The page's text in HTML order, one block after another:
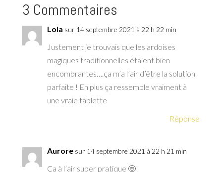
3 Commentaires
Lola sur 14 septembre 2021 à 22 h 22 min
Justement je trouvais que les ardoises
magiques traditionnelles étaient bien
encombrantes….ça m’a l’air d’être la solution
parfaite ! En plus ça ressemble vraiment à
une vraie tablette
Réponse
Aurore sur 14 septembre 2021 à 22 h 21 min
Ça à l’air super pratique 🤩